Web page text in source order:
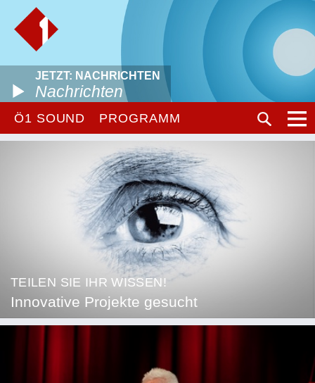
JETZT: NACHRICHTEN
Nachrichten
Ö1 SOUND PROGRAMM
TEILEN SIE IHR WISSEN!
Innovative Projekte gesucht